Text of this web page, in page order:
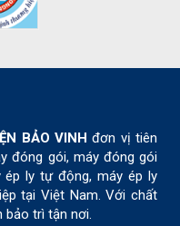
BẢO VINH đơn vị tiên
đóng gói, máy đóng gói
ly tự động, máy ép ly
tại Việt Nam. Với chất
bảo trì tận nơi.